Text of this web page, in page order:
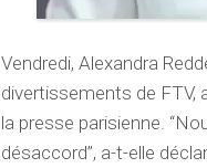
Vendredi, Alexandra
divertissements de FTV,
la presse parisienne.
désaccord”, a-t-elle